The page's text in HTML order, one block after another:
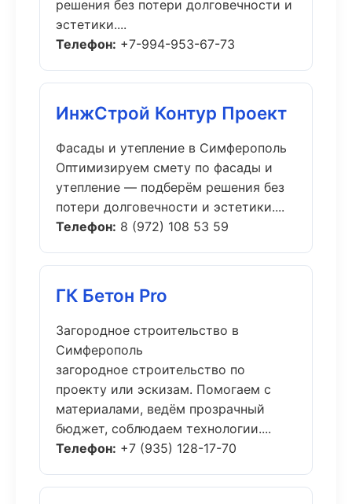
решения без потери долговечности и
эстетики....
Телефон: +7-994-953-67-73
ИнжСтрой Контур Проект
Фасады и утепление в Симферополь
Оптимизируем смету по фасады и
утепление — подберём решения без
потери долговечности и эстетики....
Телефон: 8 (972) 108 53 59
ГК Бетон Pro
Загородное строительство в
Симферополь
загородное строительство по
проекту или эскизам. Помогаем с
материалами, ведём прозрачный
бюджет, соблюдаем технологии....
Телефон: +7 (935) 128-17-70